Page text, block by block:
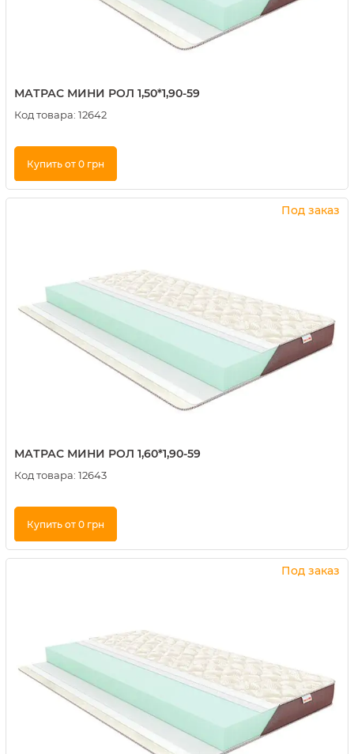
МАТРАС МИНИ РОЛ 1,50*1,90-59
Код товара: 12642
Купить от 0 грн
Купить в 1 клик
Под заказ
МАТРАС МИНИ РОЛ 1,60*1,90-59
Код товара: 12643
Купить от 0 грн
Купить в 1 клик
Под заказ